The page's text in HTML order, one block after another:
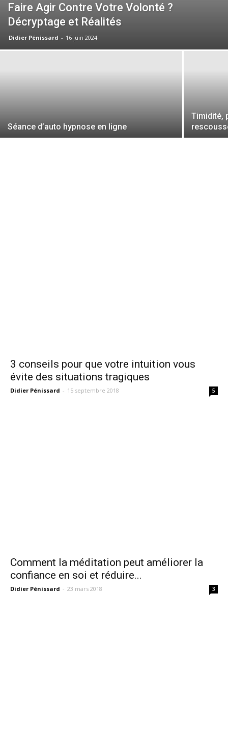
Faire Agir Contre Votre Volonté ?
Décryptage et Réalités
Didier Pénissard - 16 juin 2024
Séance d’auto hypnose en ligne
Timidité,
3 conseils pour que votre intuition vous
évite des situations tragiques
Didier Pénissard - 15 septembre 2018 5
Comment la méditation peut améliorer la
confiance en soi et réduire...
Didier Pénissard - 23 mars 2018 3